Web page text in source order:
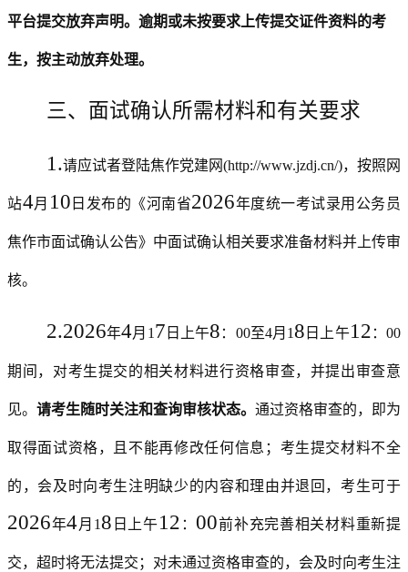
平台提交放弃声明。逾期或未按要求上传提交证件资料的考
生，按主动放弃处理。
三、面试确认所需材料和有关要求
1.请应试者登陆焦作党建网(http://www.jzdj.cn/)，按照网
站4月 10 日发布的《河南省2026年度统一考试录用公务员
焦作市面试确认公告》中面试确认相关要求准备材料并上传审
核。
2.2026年4月 1 7 日上午8 ： 00至4月 1 8 日上午12 ：00
期间，对考生提交的相关材料进行资格审查，并提出审查意
见。 请考生随时关注和查询审核状态。 通过资格审查的，即为
取得面试资格，且不能再修改任何信息；考生提交材料不全
的，会及时向考生注明缺少的内容和理由并退回，考生可于
2026年4月 1 8 日 上午12 ：00前补充完善相关材料重新提
交，超时将无法提交；对未通过资格审查的，会及时向考生注